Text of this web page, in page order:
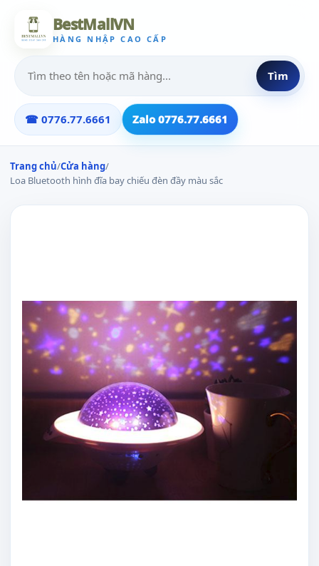
BestMallVN
HÀNG NHẬP CAO CẤP
Tìm
☎ 0776.77.6661 Zalo 0776.77.6661
Trang chủ/Cửa hàng/
Loa Bluetooth hình đĩa bay chiếu đèn đầy màu sắc